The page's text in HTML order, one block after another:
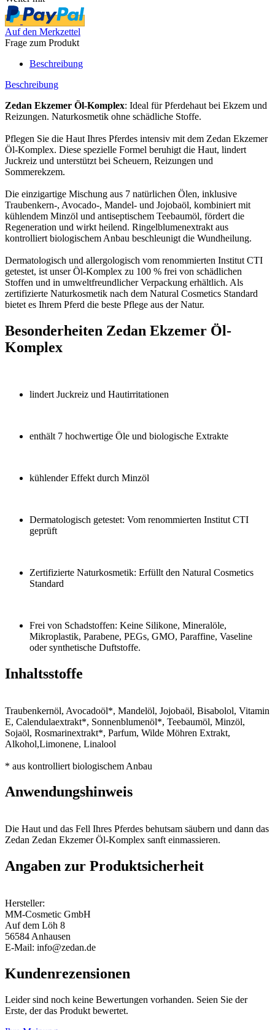
Auf den Merkzettel
Frage zum Produkt
Beschreibung
Beschreibung
Zedan Ekzemer Öl-Komplex: Ideal für Pferdehaut bei Ekzem und
Reizungen. Naturkosmetik ohne schädliche Stoffe.
Pflegen Sie die Haut Ihres Pferdes intensiv mit dem Zedan Ekzemer
Öl-Komplex. Diese spezielle Formel beruhigt die Haut, lindert
Juckreiz und unterstützt bei Scheuern, Reizungen und
Sommerekzem.
Die einzigartige Mischung aus 7 natürlichen Ölen, inklusive
Traubenkern-, Avocado-, Mandel- und Jojobaöl, kombiniert mit
kühlendem Minzöl und antiseptischem Teebaumöl, fördert die
Regeneration und wirkt heilend. Ringelblumenextrakt aus
kontrolliert biologischem Anbau beschleunigt die Wundheilung.
Dermatologisch und allergologisch vom renommierten Institut CTI
getestet, ist unser Öl-Komplex zu 100 % frei von schädlichen
Stoffen und in umweltfreundlicher Verpackung erhältlich. Als
zertifizierte Naturkosmetik nach dem Natural Cosmetics Standard
bietet es Ihrem Pferd die beste Pflege aus der Natur.
Besonderheiten Zedan Ekzemer Öl-
Komplex
lindert Juckreiz und Hautirritationen
enthält 7 hochwertige Öle und biologische Extrakte
kühlender Effekt durch Minzöl
Dermatologisch getestet: Vom renommierten Institut CTI
geprüft
Zertifizierte Naturkosmetik: Erfüllt den Natural Cosmetics
Standard
Frei von Schadstoffen: Keine Silikone, Mineralöle,
Mikroplastik, Parabene, PEGs, GMO, Paraffine, Vaseline
oder synthetische Duftstoffe.
Inhaltsstoffe
Traubenkernöl, Avocadoöl*, Mandelöl, Jojobaöl, Bisabolol, Vitamin
E, Calendulaextrakt*, Sonnenblumenöl*, Teebaumöl, Minzöl,
Sojaöl, Rosmarinextrakt*, Parfum, Wilde Möhren Extrakt,
Alkohol,Limonene, Linalool
* aus kontrolliert biologischem Anbau
Anwendungshinweis
Die Haut und das Fell Ihres Pferdes behutsam säubern und dann das
Zedan Zedan Ekzemer Öl-Komplex sanft einmassieren.
Angaben zur Produktsicherheit
Hersteller:
MM-Cosmetic GmbH
Auf dem Löh 8
56584 Anhausen
E-Mail: info@zedan.de
Kundenrezensionen
Leider sind noch keine Bewertungen vorhanden. Seien Sie der
Erste, der das Produkt bewertet.